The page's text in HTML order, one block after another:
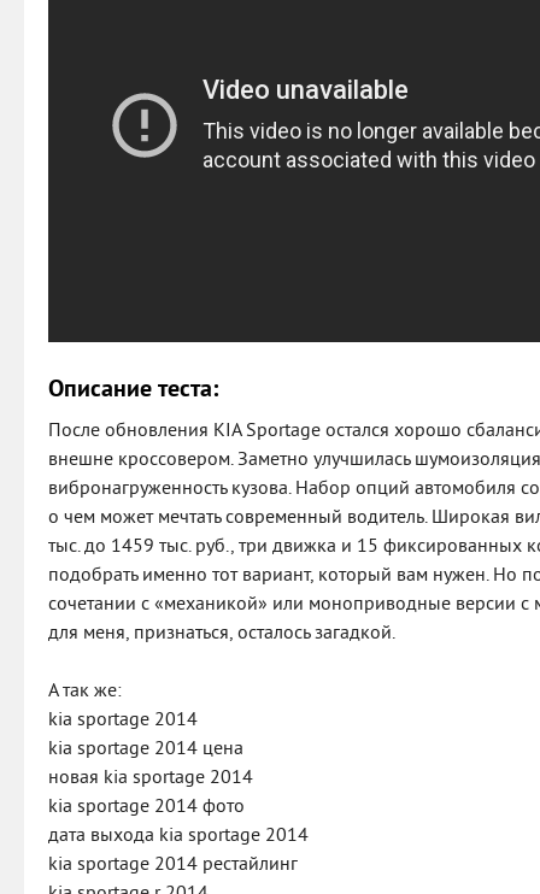
Описание теста:
После обновления KIA Sportage остался хорошо
внешне кроссовером. Заметно улучшилась
вибронагруженность кузова. Набор опций автомобиля
о чем может мечтать современный водитель. Широкая
тыс. до 1459 тыс. руб., три движка и 15 фиксированных
подобрать именно тот вариант, который вам нужен. Но
сочетании с «механикой» или моноприводные версии
для меня, признаться, осталось загадкой.
А так же:
kia sportage 2014
kia sportage 2014 цена
новая kia sportage 2014
kia sportage 2014 фото
дата выхода kia sportage 2014
kia sportage 2014 рестайлинг